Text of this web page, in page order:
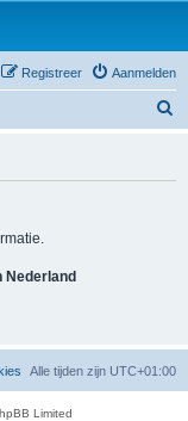
Aanmelden
Registreer
Nederland
Alle tijden zijn UTC+01:00
Limited